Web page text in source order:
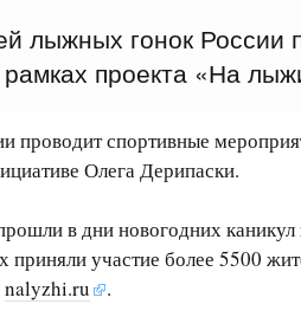
гонок России
проекта «На
спортивные
Олега Дерипаски.
в дни новогодних
участие более 5500
nalyzhi.ru .